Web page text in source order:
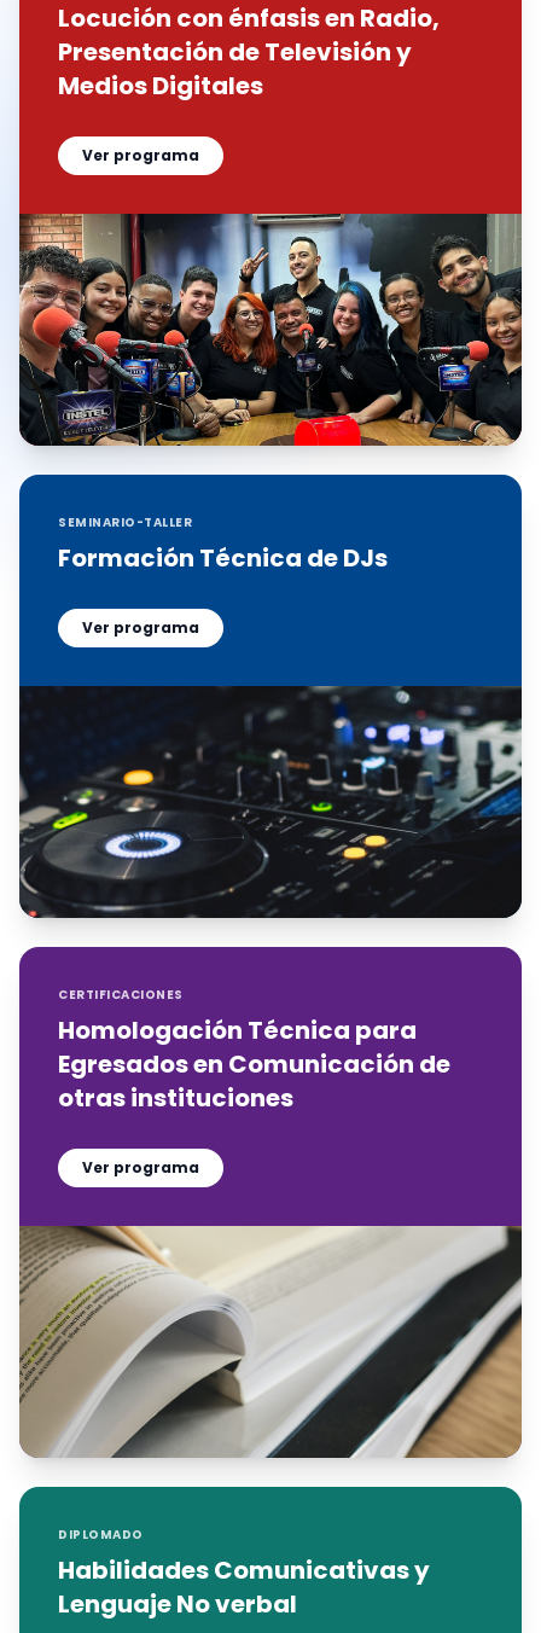
Locución con énfasis en Radio,
Presentación de Televisión y
Medios Digitales
Ver programa
SEMINARIO-TALLER
Formación Técnica de DJs
Ver programa
CERTIFICACIONES
Homologación Técnica para
Egresados en Comunicación de
otras instituciones
Ver programa
DIPLOMADO
Habilidades Comunicativas y
Lenguaje No verbal